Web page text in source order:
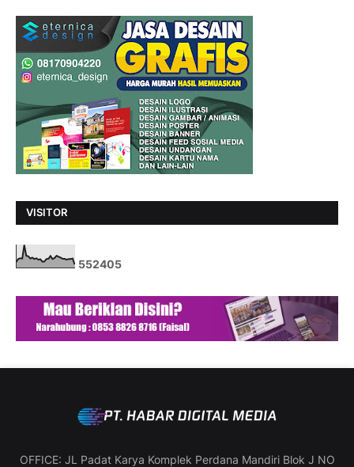
VISITOR
552405
OFFICE: JL Padat Karya Komplek Perdana Mandiri Blok J NO